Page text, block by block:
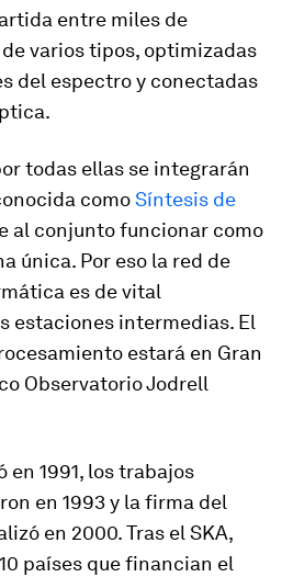
entre miles de
varios tipos, optimizadas
del espectro y conectadas
todas ellas se integrarán
comoSíntesis de
al conjunto funcionar como
única. Por eso la red de
es de vital
estaciones intermedias. El
estará en Gran
Observatorio Jodrell
en 1991, los trabajos
en 1993 y la firma del
en 2000. Tras el SKA,
países que financian el